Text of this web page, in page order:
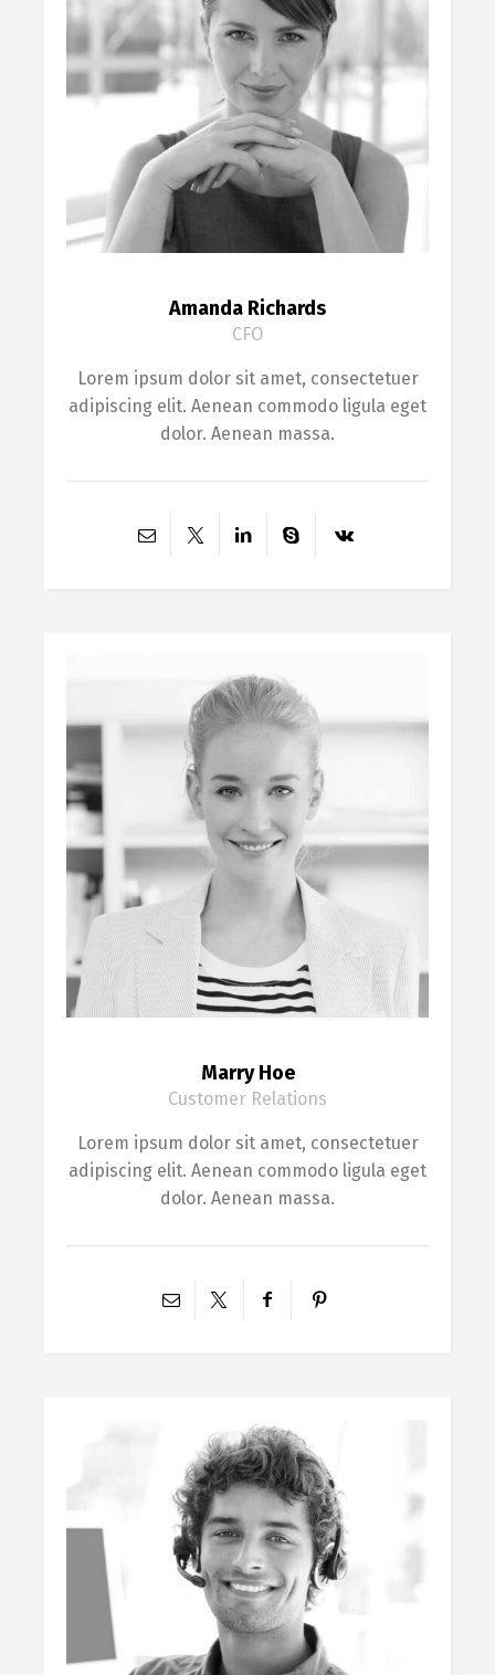
Amanda Richards
CFO
Lorem ipsum dolor sit amet, consectetuer
adipiscing elit. Aenean commodo ligula eget
dolor. Aenean massa.
Marry Hoe
Customer Relations
Lorem ipsum dolor sit amet, consectetuer
adipiscing elit. Aenean commodo ligula eget
dolor. Aenean massa.